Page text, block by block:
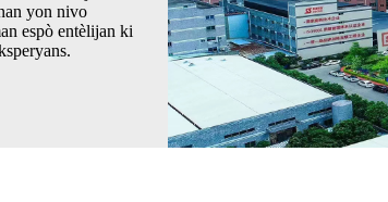
yon nivo
espò entèlijan ki